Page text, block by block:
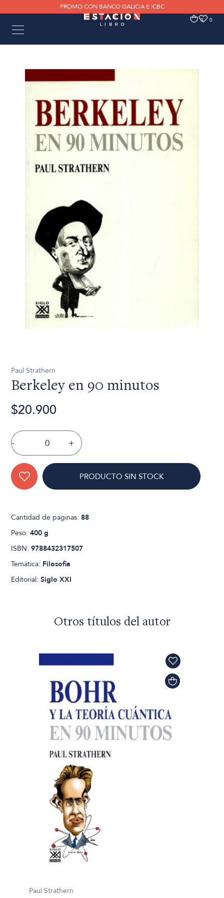
PROMO CON BANCO GALICIA E ICBC
0 0
Paul Strathern
Berkeley en 90 minutos
$20.900
- +
PRODUCTO SIN STOCK
Cantidad de páginas:88
Peso:400 g
ISBN:9788432317507
Temática: Filosofia
Editorial:Siglo XXI
Otros títulos del autor
Paul Strathern